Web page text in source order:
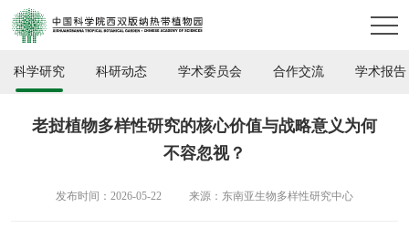
科学研究 科研动态 学术委员会 合作交流 学术报告
老挝植物多样性研究的核心价值与战略意义为何
不容忽视？
发布时间：2026-05-22 来源：东南亚生物多样性研究中心